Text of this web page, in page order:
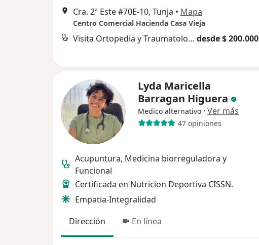
Cra. 2ª Este #70E-10, Tunja • Mapa
Centro Comercial Hacienda Casa Vieja
Visita Ortopedia y Traumatología desde $ 200.000
Lyda Maricella
Barragan Higuera
Medico alternativo · Ver más
47 opiniones
Acupuntura, Medicina biorreguladora y
Funcional
Certificada en Nutricion Deportiva CISSN.
Empatia-Integralidad
Dirección
En línea